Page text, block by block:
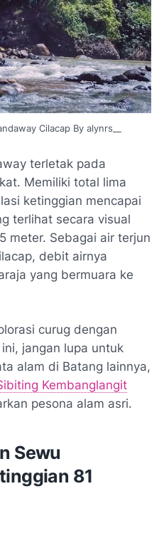
Cilacap By alynrs__
terletak pada
Memiliki total lima
ketinggian mencapai
terlihat secara visual
meter. Sebagai air terjun
debit airnya
yang bermuara ke
curug dengan
jangan lupa untuk
alam di Batang lainnya,
Kembanglangit
pesona alam asri.
Sewu
81